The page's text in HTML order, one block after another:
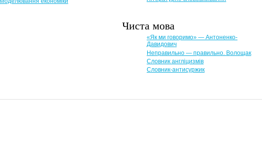
Чиста мова
«Як ми говоримо» — Антоненко-
Давидович
Неправильно — правильно. Волощак
Словник англіцизмів
Словник-антисуржик